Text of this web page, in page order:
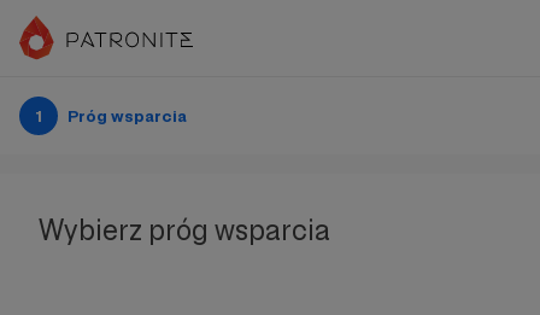
1 Próg wsparcia
Wybierz próg wsparcia